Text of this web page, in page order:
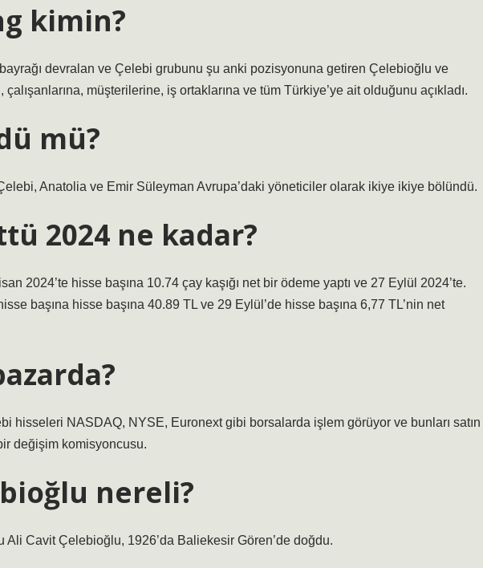
kimin?
devralan ve Çelebi grubunu şu anki pozisyonuna getiren Çelebioğlu ve
müşterilerine, iş ortaklarına ve tüm Türkiye’ye ait olduğunu açıkladı.
mü?
Anatolia ve Emir Süleyman Avrupa’daki yöneticiler olarak ikiye ikiye bölündü.
2024 ne kadar?
2024’te hisse başına 10.74 çay kaşığı net bir ödeme yaptı ve 27 Eylül 2024’te.
başına hisse başına 40.89 TL ve 29 Eylül’de hisse başına 6,77 TL’nin net
hisseleri NASDAQ, NYSE, Euronext gibi borsalarda işlem görüyor ve bunları satın
değişim komisyoncusu.
nereli?
Ali Cavit Çelebioğlu, 1926’da Baliekesir Gören’de doğdu.